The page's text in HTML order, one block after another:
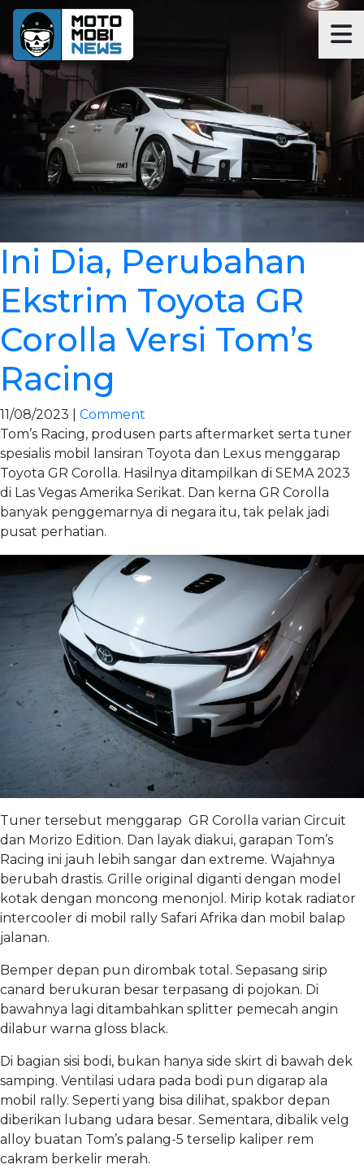
Ini Dia, Perubahan
Ekstrim Toyota GR
Corolla Versi Tom’s
Racing
11/08/2023 | Comment
Tom’s Racing, produsen parts aftermarket serta tuner
spesialis mobil lansiran Toyota dan Lexus menggarap
Toyota GR Corolla. Hasilnya ditampilkan di SEMA 2023
di Las Vegas Amerika Serikat. Dan kerna GR Corolla
banyak penggemarnya di negara itu, tak pelak jadi
pusat perhatian.
Tuner tersebut menggarap GR Corolla varian Circuit
dan Morizo Edition. Dan layak diakui, garapan Tom’s
Racing ini jauh lebih sangar dan extreme. Wajahnya
berubah drastis. Grille original diganti dengan model
kotak dengan moncong menonjol. Mirip kotak radiator
intercooler di mobil rally Safari Afrika dan mobil balap
jalanan.
Bemper depan pun dirombak total. Sepasang sirip
canard berukuran besar terpasang di pojokan. Di
bawahnya lagi ditambahkan splitter pemecah angin
dilabur warna gloss black.
Di bagian sisi bodi, bukan hanya side skirt di bawah dek
samping. Ventilasi udara pada bodi pun digarap ala
mobil rally. Seperti yang bisa dilihat, spakbor depan
diberikan lubang udara besar. Sementara, dibalik velg
alloy buatan Tom’s palang-5 terselip kaliper rem
cakram berkelir merah.